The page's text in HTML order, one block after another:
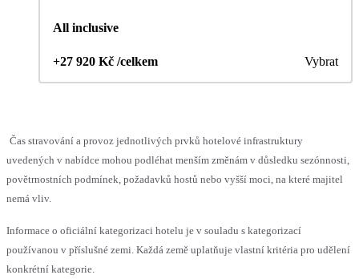
All inclusive
+27 920 Kč /celkem Vybrat
Čas stravování a provoz jednotlivých prvků hotelové infrastruktury
uvedených v nabídce mohou podléhat menším změnám v důsledku sezónnosti,
povětrnostních podmínek, požadavků hostů nebo vyšší moci, na které majitel
nemá vliv.
Informace o oficiální kategorizaci hotelu je v souladu s kategorizací
používanou v příslušné zemi. Každá země uplatňuje vlastní kritéria pro udělení
konkrétní kategorie.